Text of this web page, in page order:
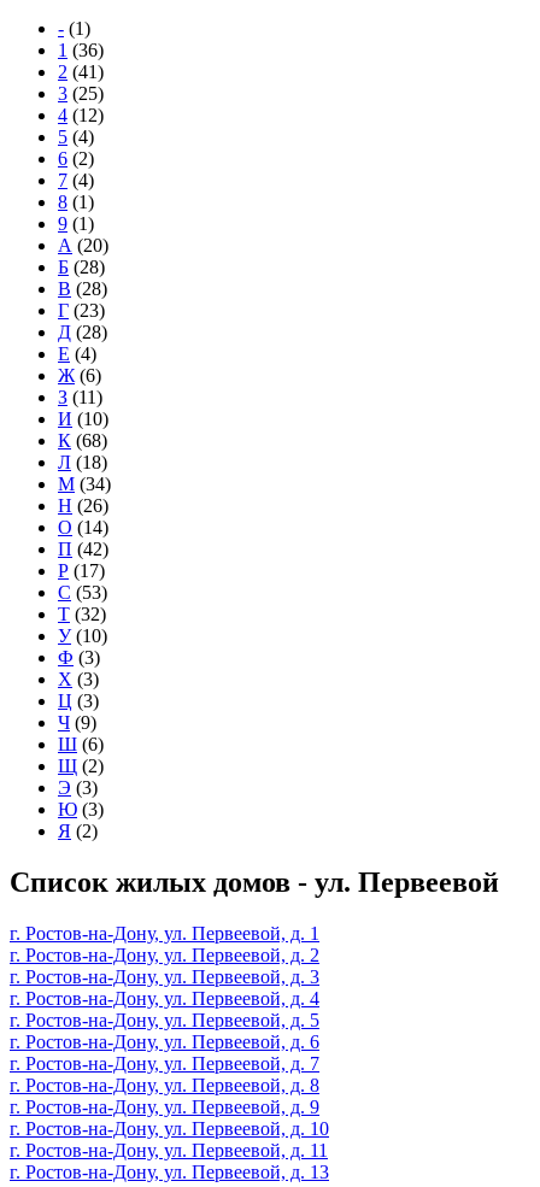
- (1)
1 (36)
2 (41)
3 (25)
4 (12)
5 (4)
6 (2)
7 (4)
8 (1)
9 (1)
А (20)
Б (28)
В (28)
Г (23)
Д (28)
Е (4)
Ж (6)
З (11)
И (10)
К (68)
Л (18)
М (34)
Н (26)
О (14)
П (42)
Р (17)
С (53)
Т (32)
У(10)
Ф (3)
Х (3)
Ц (3)
Ч (9)
Ш (6)
Щ (2)
Э (3)
Ю (3)
Я (2)
Список жилых домов - ул. Первеевой
г. Ростов-на-Дону, ул. Первеевой, д. 1
г. Ростов-на-Дону, ул. Первеевой, д. 2
г. Ростов-на-Дону, ул. Первеевой, д. 3
г. Ростов-на-Дону, ул. Первеевой, д. 4
г. Ростов-на-Дону, ул. Первеевой, д. 5
г. Ростов-на-Дону, ул. Первеевой, д. 6
г. Ростов-на-Дону, ул. Первеевой, д. 7
г. Ростов-на-Дону, ул. Первеевой, д. 8
г. Ростов-на-Дону, ул. Первеевой, д. 9
г. Ростов-на-Дону, ул. Первеевой, д. 10
г. Ростов-на-Дону, ул. Первеевой, д. 11
г. Ростов-на-Дону, ул. Первеевой, д. 13